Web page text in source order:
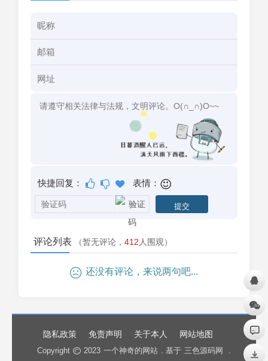
快捷回复： 表情：
评论列表 （暂无评论， 412 人围观）
还没有评论，来说两句吧...
隐私政策 免责声明 关于本人 网站地图
Copyright 2023 一个神奇的网站 . 基于 三色源码网 .